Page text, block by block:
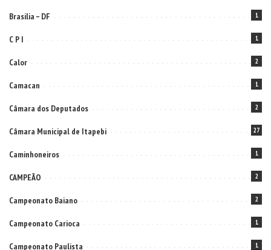
Brasilia – DF 1
C P I 1
Calor 2
Camacan 1
Câmara dos Deputados 2
Câmara Municipal de Itapebi 27
Caminhoneiros 1
CAMPEÃO 2
Campeonato Baiano 2
Campeonato Carioca 1
Campeonato Paulista 1